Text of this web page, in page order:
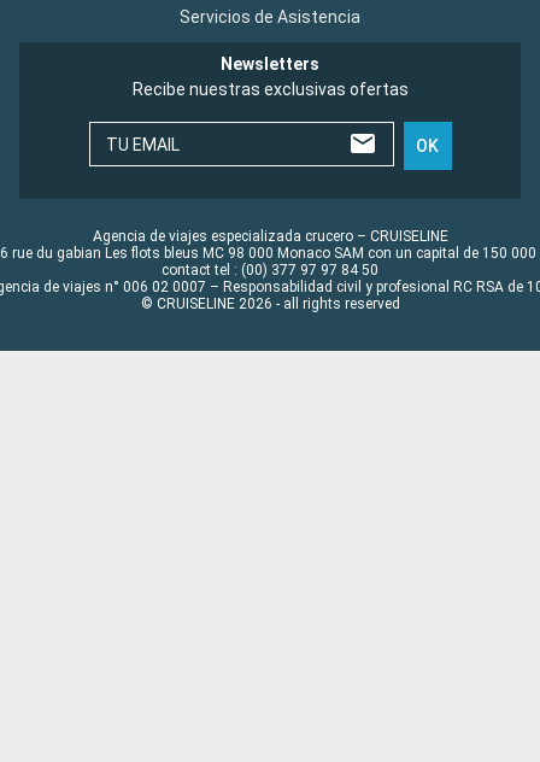
Servicios de Asistencia
Newsletters
Recibe nuestras exclusivas ofertas
TU EMAIL OK
Agencia de viajes especializada crucero – CRUISELINE
rue du gabian Les flots bleus MC 98 000 Monaco SAM con un capital de 150 000
contact tel : (00) 377 97 97 84 50
de viajes n° 006 02 0007 – Responsabilidad civil y profesional RC RSA de
© CRUISELINE 2026 - all rights reserved